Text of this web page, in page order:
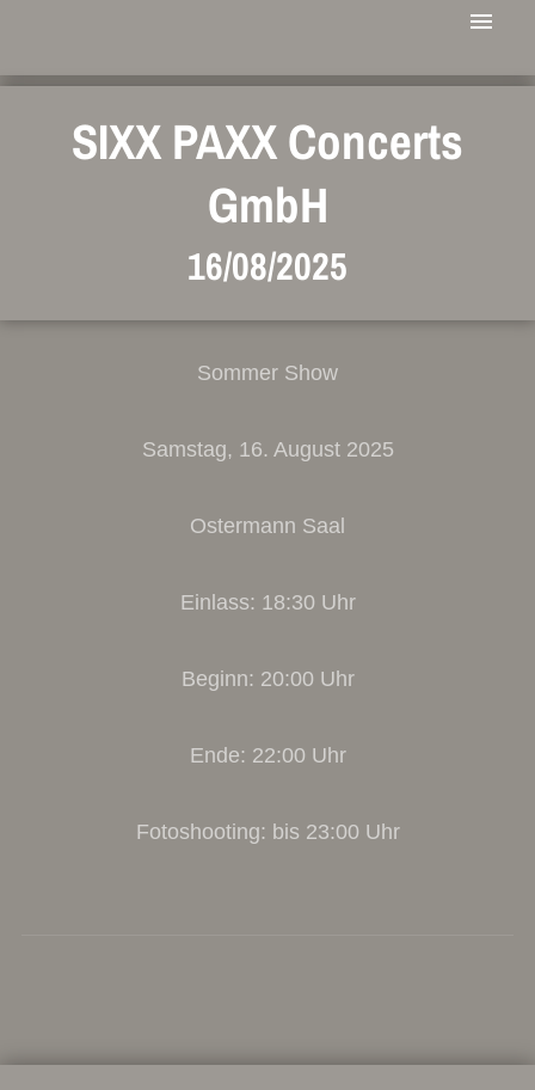
SIXX PAXX Concerts
GmbH
16/08/2025
Sommer Show
Samstag, 16. August 2025
Ostermann Saal
Einlass: 18:30 Uhr
Beginn: 20:00 Uhr
Ende: 22:00 Uhr
Fotoshooting: bis 23:00 Uhr